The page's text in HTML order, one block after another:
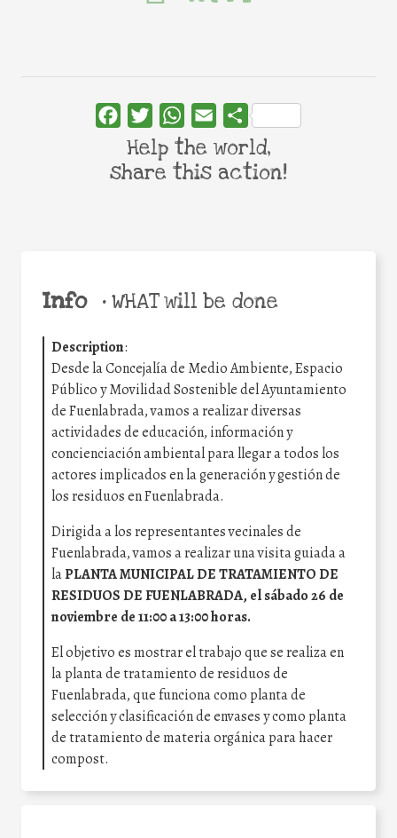
Info •WHAT will be done
Description:
Desde la Concejalía de Medio Ambiente, Espacio
Público y Movilidad Sostenible del Ayuntamiento
de Fuenlabrada, vamos a realizar diversas
actividades de educación, información y
concienciación ambiental para llegar a todos los
actores implicados en la generación y gestión de
los residuos en Fuenlabrada.
Dirigida a los representantes vecinales de
Fuenlabrada, vamos a realizar una visita guiada a
laPLANTA MUNICIPAL DE TRATAMIENTO DE
RESIDUOS DE FUENLABRADA, el sábado 26 de
noviembre de 11:00 a 13:00 horas.
El objetivo es mostrar el trabajo que se realiza en
la planta de tratamiento de residuos de
Fuenlabrada, que funciona como planta de
selección y clasificación de envases y como planta
de tratamiento de materia orgánica para hacer
compost.
FacebookTwitterWhatsApp
Email Share
Help the world,
share this action!